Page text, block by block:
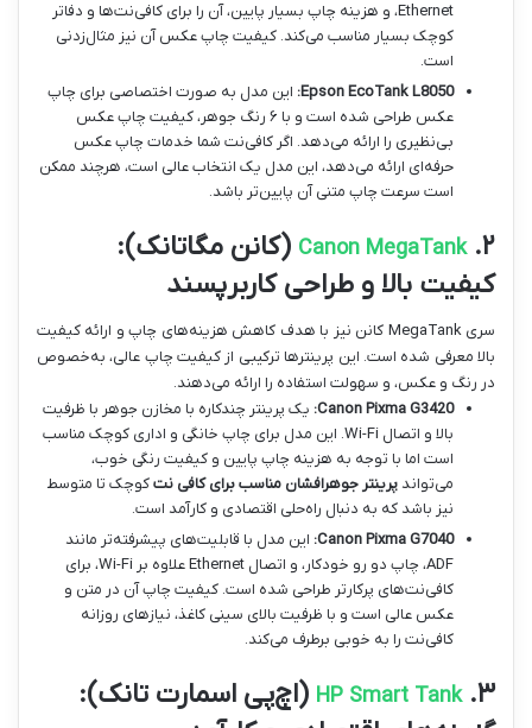
Ethernet، و هزینه چاپ بسیار پایین، آن را برای کافی‌نت‌ها و دفاتر
کوچک بسیار مناسب می‌کند. کیفیت چاپ عکس آن نیز مثال‌زدنی
است.
Epson EcoTank L8050: این مدل به صورت اختصاصی برای چاپ
عکس طراحی شده است و با ۶ رنگ جوهر، کیفیت چاپ عکس
بی‌نظیری را ارائه می‌دهد. اگر کافی‌نت شما خدمات چاپ عکس
حرفه‌ای ارائه می‌دهد، این مدل یک انتخاب عالی است، هرچند ممکن
است سرعت چاپ متنی آن پایین‌تر باشد.
۲. Canon MegaTank (کانن مگاتانک):
کیفیت بالا و طراحی کاربرپسند
سری MegaTank کانن نیز با هدف کاهش هزینه‌های چاپ و ارائه کیفیت
بالا معرفی شده است. این پرینترها ترکیبی از کیفیت چاپ عالی، به‌خصوص
در رنگ و عکس، و سهولت استفاده را ارائه می‌دهند.
Canon Pixma G3420: یک پرینتر چندکاره با مخازن جوهر با ظرفیت
بالا و اتصال Wi-Fi. این مدل برای چاپ خانگی و اداری کوچک مناسب
است اما با توجه به هزینه چاپ پایین و کیفیت رنگی خوب،
می‌تواندپرینتر جوهرافشان مناسب برای کافی نتکوچک تا متوسط
نیز باشد که به دنبال راه‌حلی اقتصادی و کارآمد است.
Canon Pixma G7040: این مدل با قابلیت‌های پیشرفته‌تر مانند
ADF، چاپ دو رو خودکار، و اتصال Ethernet علاوه بر Wi-Fi، برای
کافی‌نت‌های پرکارتر طراحی شده است. کیفیت چاپ آن در متن و
عکس عالی است و با ظرفیت بالای سینی کاغذ، نیازهای روزانه
کافی‌نت را به خوبی برطرف می‌کند.
۳. HP Smart Tank (اچ‌پی اسمارت تانک):